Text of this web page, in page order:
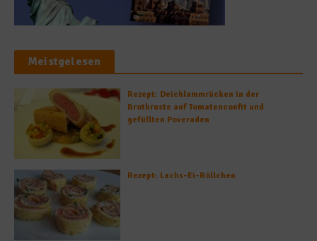
Meistgelesen
Rezept: Deichlammrücken in der
Brotkruste auf Tomatenconfit und
gefüllten Poveraden
Rezept: Lachs-Ei-Röllchen